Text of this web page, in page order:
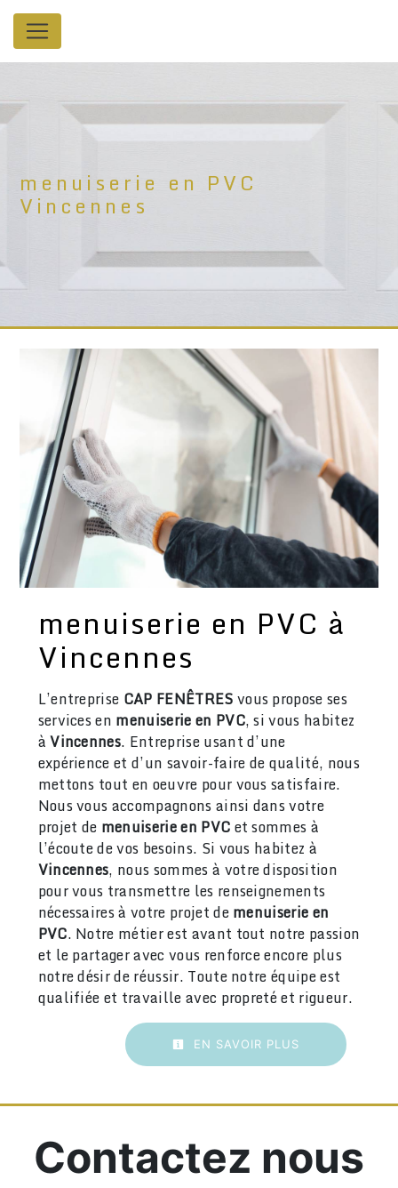
Panneau de gestion des cookies
menuiserie en PVC
Vincennes
menuiserie en PVC à
Vincennes
L’entreprise CAP FENÊTRESvous propose ses
services en menuiserie en PVC, si vous habitez
àVincennes. Entreprise usant d’une
expérience et d’un savoir-faire de qualité, nous
mettons tout en oeuvre pour vous satisfaire.
Nous vous accompagnons ainsi dans votre
projet de menuiserie en PVCet sommes à
l’écoute de vos besoins. Si vous habitez à
Vincennes, nous sommes à votre disposition
pour vous transmettre les renseignements
nécessaires à votre projet demenuiserie en
PVC. Notre métier est avant tout notre passion
et le partager avec vous renforce encore plus
notre désir de réussir. Toute notre équipe est
qualifiée et travaille avec propreté et rigueur.
EN SAVOIR PLUS
Contactez nous